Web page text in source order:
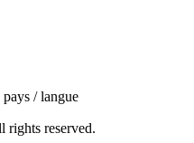
/ langue
rights reserved.